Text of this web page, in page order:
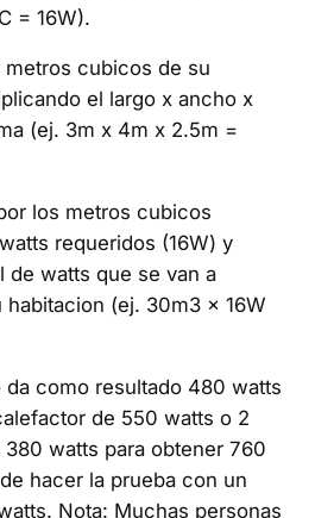
= 16W).
cubicos de su
el largo x ancho x
(ej. 3m x 4m x 2.5m =
los metros cubicos
requeridos (16W) y
de watts que se van a
habitacion (ej. 30m3 x 16W
como resultado 480 watts
de 550 watts o 2
watts para obtener 760
hacer la prueba con un
Nota: Muchas personas